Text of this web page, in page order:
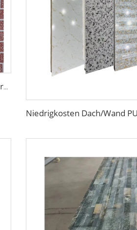
PU-Falschholzwandpaneelen schalldicht Polyurethan-Schäumpaneele isolierte Dekoration Wohnwagenverkleidung